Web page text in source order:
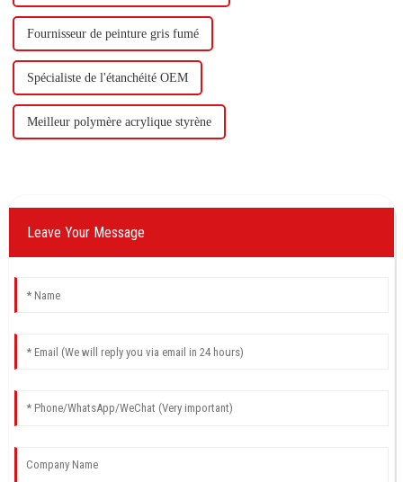
Fournisseur de peinture gris fumé
Spécialiste de l'étanchéité OEM
Meilleur polymère acrylique styrène
Leave Your Message